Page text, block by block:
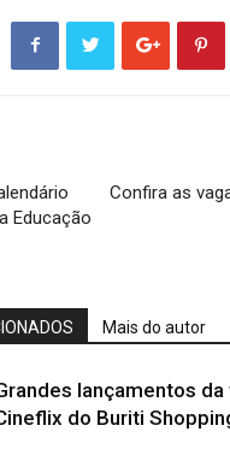
Educação
Confira as
Mais do autor
lançamentos
do Buriti